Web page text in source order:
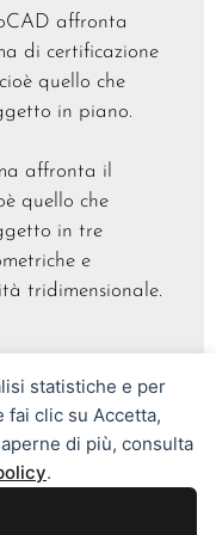
statistiche e per
fai clic su Accetta,
di più, consulta
.
affronta
di certificazione
quello che
in piano.
affronta il
quello che
in tre
e
tridimensionale.
Post on X